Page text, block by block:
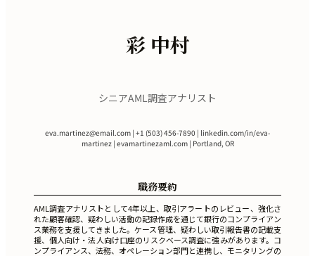
彩 中村
シニアAML調査アナリスト
eva.martinez@email.com | +1 (503) 456-7890 | linkedin.com/in/eva-
martinez | evamartinezaml.com | Portland, OR
職務要約
AML調査アナリストとして4年以上、取引アラートのレビュー、強化さ
れた顧客確認、疑わしい活動の記録作成を通じて銀行のコンプライアン
ス業務を支援してきました。ケース管理、疑わしい取引報告書の記載支
援、個人向け・法人向け口座のリスクベース調査に強みがあります。コ
ンプライアンス、法務、オペレーション部門と連携し、モニタリングの